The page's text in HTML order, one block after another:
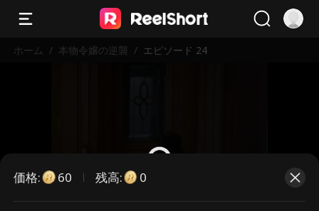
ホーム / 本物令嬢の逆襲 / エピソード 24
価格: 60 残高: 0